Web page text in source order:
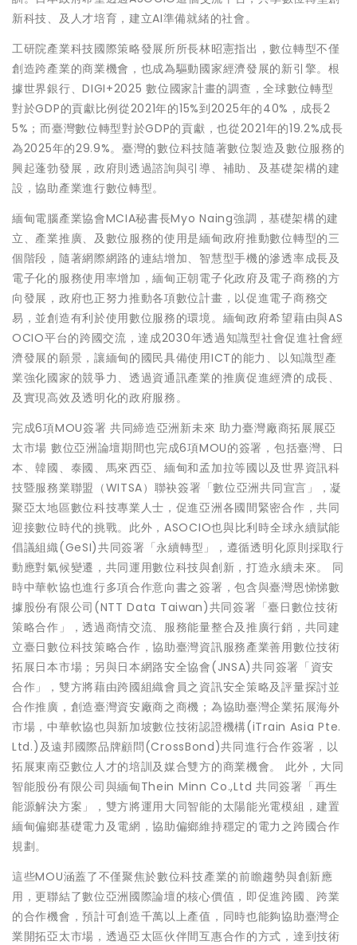
新科技、及人才培育，建立AI準備就緒的社會。
工研院產業科技國際策略發展所所長林昭憲指出，數位轉型不僅
創造跨產業的商業機會，也成為驅動國家經濟發展的新引擎。根
據世界銀行、DIGI+2025 數位國家計畫的調查，全球數位轉型
對於GDP的貢獻比例從2021年的15%到2025年的40%，成長2
5%；而臺灣數位轉型對於GDP的貢獻，也從2021年的19.2%成長
為2025年的29.9%。臺灣的數位科技隨著數位製造及數位服務的
興起蓬勃發展，政府則透過諮詢與引導、補助、及基礎架構的建
設，協助產業進行數位轉型。
緬甸電腦產業協會MCIA秘書長Myo Naing強調，基礎架構的建
立、產業推廣、及數位服務的使用是緬甸政府推動數位轉型的三
個階段，隨著網際網路的連結增加、智慧型手機的滲透率成長及
電子化的服務使用率增加，緬甸正朝電子化政府及電子商務的方
向發展，政府也正努力推動各項數位計畫，以促進電子商務交
易，並創造有利於使用數位服務的環境。緬甸政府希望藉由與AS
OCIO平台的跨國交流，達成2030年透過知識型社會促進社會經
濟發展的願景，讓緬甸的國民具備使用ICT的能力、以知識型產
業強化國家的競爭力、透過資通訊產業的推廣促進經濟的成長、
及實現高效及透明化的政府服務。
完成6項MOU簽署 共同締造亞洲新未來 助力臺灣廠商拓展展亞
太市場 數位亞洲論壇期間也完成6項MOU的簽署，包括臺灣、日
本、韓國、泰國、馬來西亞、緬甸和孟加拉等國以及世界資訊科
技暨服務業聯盟（WITSA）聯袂簽署「數位亞洲共同宣言」，凝
聚亞太地區數位科技專業人士，促進亞洲各國間緊密合作，共同
迎接數位時代的挑戰。此外，ASOCIO也與比利時全球永續賦能
倡議組織(GeSI)共同簽署「永續轉型」，遵循透明化原則採取行
動應對氣候變遷，共同運用數位科技與創新，打造永續未來。 同
時中華軟協也進行多項合作意向書之簽署，包含與臺灣恩悌悌數
據股份有限公司(NTT Data Taiwan)共同簽署「臺日數位技術
策略合作」，透過商情交流、服務能量整合及推廣行銷，共同建
立臺日數位科技策略合作，協助臺灣資訊服務產業善用數位技術
拓展日本市場；另與日本網路安全協會(JNSA)共同簽署「資安
合作」，雙方將藉由跨國組織會員之資訊安全策略及評量探討並
合作推廣，創造臺灣資安廠商之商機；為協助臺灣企業拓展海外
市場，中華軟協也與新加坡數位技術認證機構(iTrain Asia Pte.
Ltd.)及遠邦國際品牌顧問(CrossBond)共同進行合作簽署，以
拓展東南亞數位人才的培訓及媒合雙方的商業機會。 此外，大同
智能股份有限公司與緬甸Thein Minn Co.,Ltd 共同簽署「再生
能源解決方案」，雙方將運用大同智能的太陽能光電模組，建置
緬甸偏鄉基礎電力及電網，協助偏鄉維持穩定的電力之跨國合作
規劃。
這些MOU涵蓋了不僅聚焦於數位科技產業的前瞻趨勢與創新應
用，更聯結了數位亞洲國際論壇的核心價值，即促進跨國、跨業
的合作機會，預計可創造千萬以上產值，同時也能夠協助臺灣企
業開拓亞太市場，透過亞太區伙伴間互惠合作的方式，達到技術